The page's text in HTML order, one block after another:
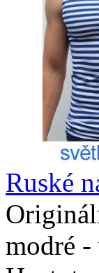
Ruské
modré